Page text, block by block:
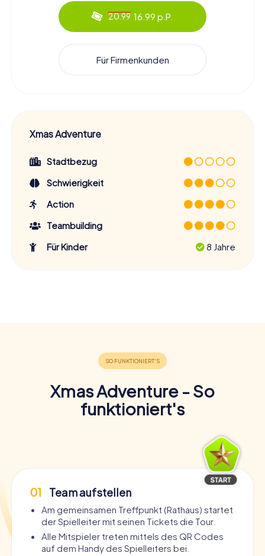
20.99 16.99 p.P.
Für Firmenkunden
Xmas Adventure
Stadtbezug
Schwierigkeit
Action
Teambuilding
Für Kinder
8 Jahre
Xmas Adventure - So
funktioniert's
01 Team aufstellen
Am gemeinsamen Treffpunkt (Rathaus) startet
der Spielleiter mit seinen Tickets die Tour.
Alle Mitspieler treten mittels des QR Codes
auf dem Handy des Spielleiters bei.